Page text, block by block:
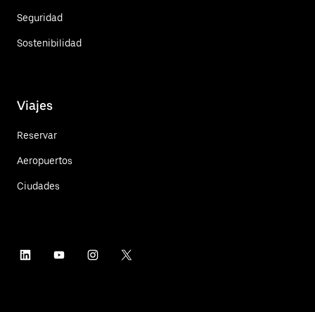
Seguridad
Sostenibilidad
Viajes
Reservar
Aeropuertos
Ciudades